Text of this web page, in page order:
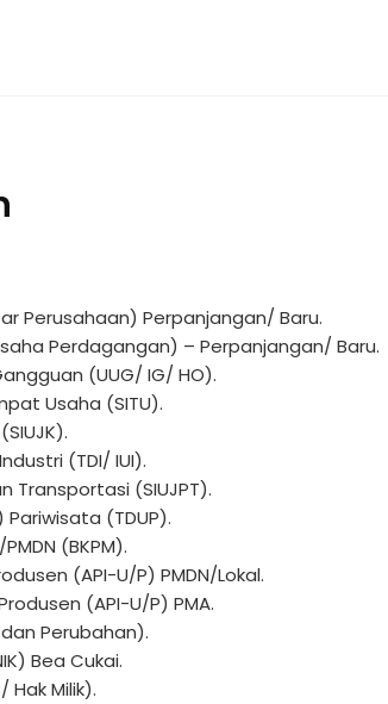
Perusahaan) Perpanjangan/ Baru.
Perdagangan) – Perpanjangan/ Baru.
(UUG/ IG/ HO).
Usaha (SITU).
(TDI/ IUI).
Transportasi (SIUJPT).
Pariwisata (TDUP).
(BKPM).
(API-U/P) PMDN/Lokal.
(API-U/P) PMA.
dan Perubahan).
Bea Cukai.
Hak Milik).